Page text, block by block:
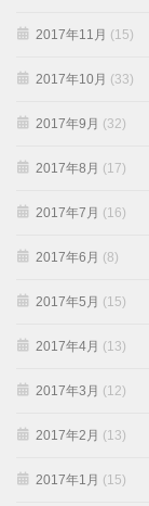
2017年11月 (15)
2017年10月 (33)
2017年9月 (32)
2017年8月 (17)
2017年7月 (16)
2017年6月 (8)
2017年5月 (15)
2017年4月 (13)
2017年3月 (12)
2017年2月 (13)
2017年1月 (15)